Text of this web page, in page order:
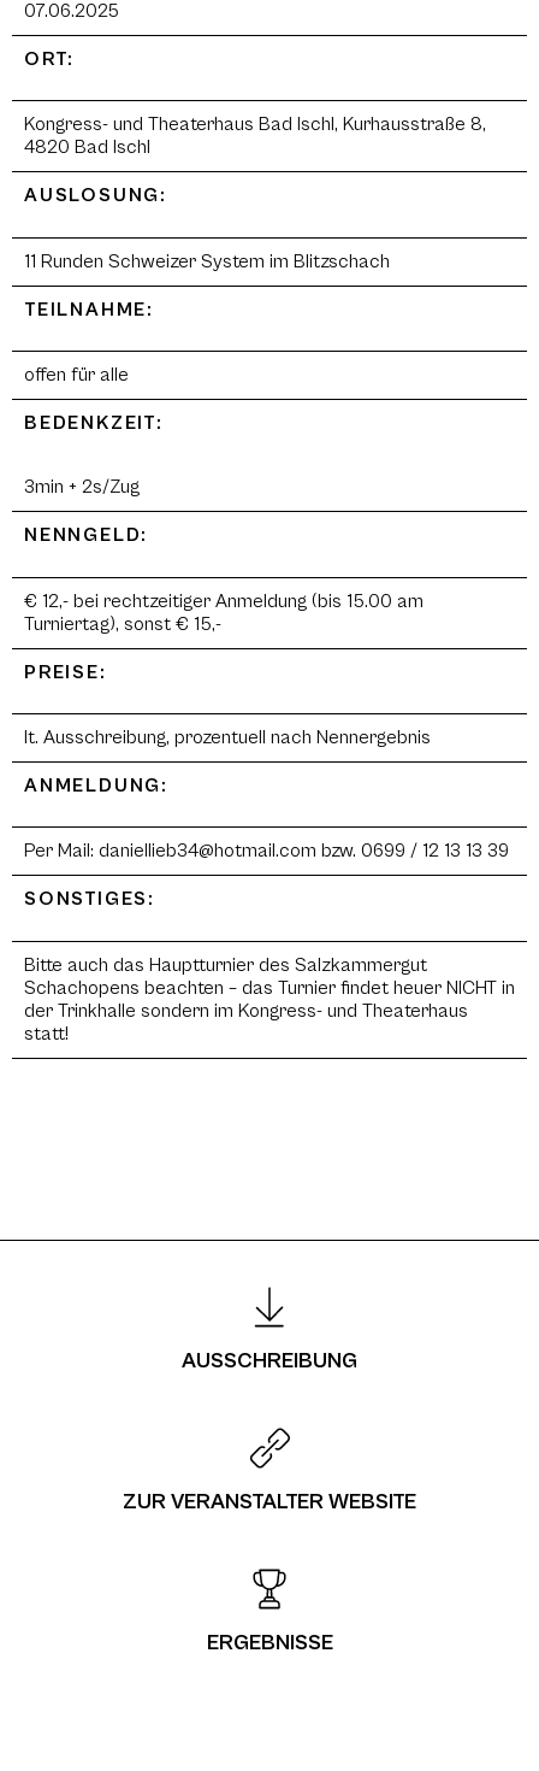
07.06.2025
ORT:
Kongress- und Theaterhaus Bad Ischl, Kurhausstraße 8,
4820 Bad Ischl
AUSLOSUNG:
11 Runden Schweizer System im Blitzschach
TEILNAHME:
offen für alle
BEDENKZEIT:
3min + 2s/Zug
NENNGELD:
€ 12,- bei rechtzeitiger Anmeldung (bis 15.00 am
Turniertag), sonst € 15,-
PREISE:
lt. Ausschreibung, prozentuell nach Nennergebnis
ANMELDUNG:
Per Mail: daniellieb34@hotmail.com bzw. 0699 / 12 13 13 39
SONSTIGES:
Bitte auch das Hauptturnier des Salzkammergut
Schachopens beachten – das Turnier findet heuer NICHT in
der Trinkhalle sondern im Kongress- und Theaterhaus
statt!
AUSSCHREIBUNG
ZUR VERANSTALTER WEBSITE
ERGEBNISSE